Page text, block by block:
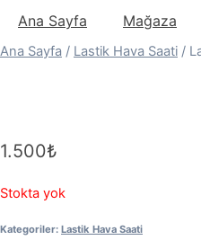
content
Ana Sayfa Mağaza
Ana Sayfa / Lastik Hava Saati /
1.500₺
Stokta yok
Kategoriler: Lastik Hava Saati